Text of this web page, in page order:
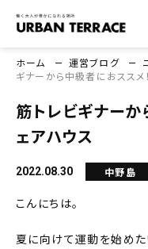
ホーム 運営ブログ
ギナーから中級者におススメ
筋トレビギナーか
ェアハウス
2022.08.30 中野島
こんにちは。
夏に向けて運動を始めた